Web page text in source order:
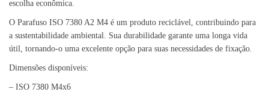
escolha econômica.
O Parafuso ISO 7380 A2 M4 é um produto reciclável, contribuindo para
a sustentabilidade ambiental. Sua durabilidade garante uma longa vida
útil, tornando-o uma excelente opção para suas necessidades de fixação.
Dimensões disponíveis:
– ISO 7380 M4x6